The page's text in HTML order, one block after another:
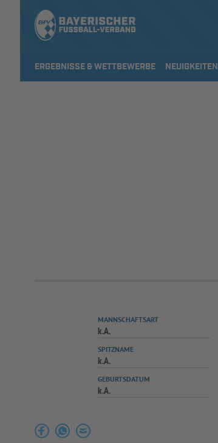
ERGEBNISSE & WETTBEWERBE NEUIGKEITEN
MANNSCHAFTSART
k.A.
SPITZNAME
k.A.
GEBURTSDATUM
k.A.